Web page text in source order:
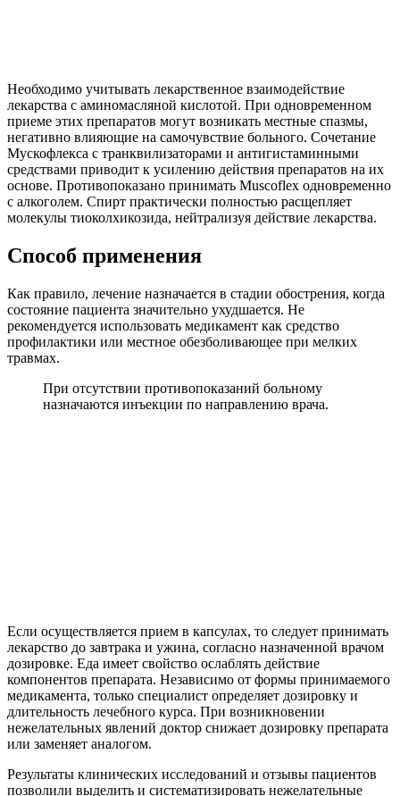
Необходимо учитывать лекарственное взаимодействие
лекарства с аминомасляной кислотой. При одновременном
приеме этих препаратов могут возникать местные спазмы,
негативно влияющие на самочувствие больного. Сочетание
Мускофлекса с транквилизаторами и антигистаминными
средствами приводит к усилению действия препаратов на их
основе. Противопоказано принимать Muscoflex одновременно
с алкоголем. Спирт практически полностью расщепляет
молекулы тиоколхикозида, нейтрализуя действие лекарства.
Способ применения
Как правило, лечение назначается в стадии обострения, когда
состояние пациента значительно ухудшается. Не
рекомендуется использовать медикамент как средство
профилактики или местное обезболивающее при мелких
травмах.
При отсутствии противопоказаний больному
назначаются инъекции по направлению врача.
Если осуществляется прием в капсулах, то следует принимать
лекарство до завтрака и ужина, согласно назначенной врачом
дозировке. Еда имеет свойство ослаблять действие
компонентов препарата. Независимо от формы принимаемого
медикамента, только специалист определяет дозировку и
длительность лечебного курса. При возникновении
нежелательных явлений доктор снижает дозировку препарата
или заменяет аналогом.
Результаты клинических исследований и отзывы пациентов
позволили выделить и систематизировать нежелательные